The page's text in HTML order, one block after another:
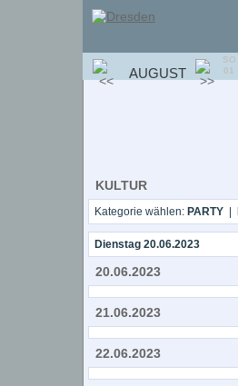
KULTUR
Kategorie wählen: PARTY|
Dienstag 20.06.2023
20.06.2023
21.06.2023
22.06.2023
AUGUST
SO
01